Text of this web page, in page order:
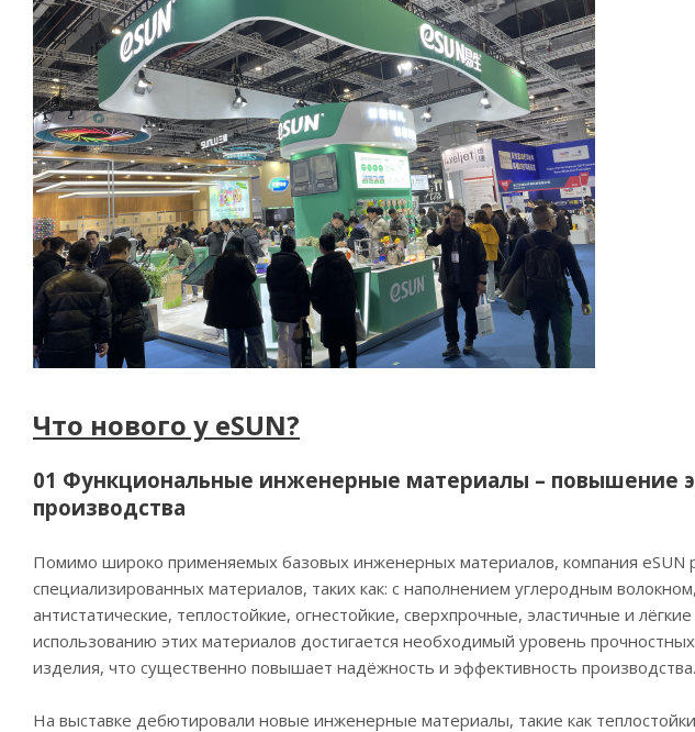
Что нового у eSUN?
01 Функциональные инженерные материалы – повышение
производства
Помимо широко применяемых базовых инженерных материалов, компания eSUN
специализированных материалов, таких как: с наполнением углеродным
антистатические, теплостойкие, огнестойкие, сверхпрочные, эластичные и
использованию этих материалов достигается необходимый уровень
изделия, что существенно повышает надёжность и эффективность производства.
На выставке дебютировали новые инженерные материалы, такие как